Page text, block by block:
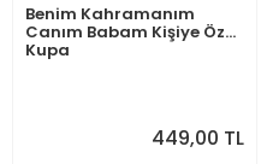
Benim Kahramanım
Canım Babam Kişiye Özel
Kupa
449,00 TL